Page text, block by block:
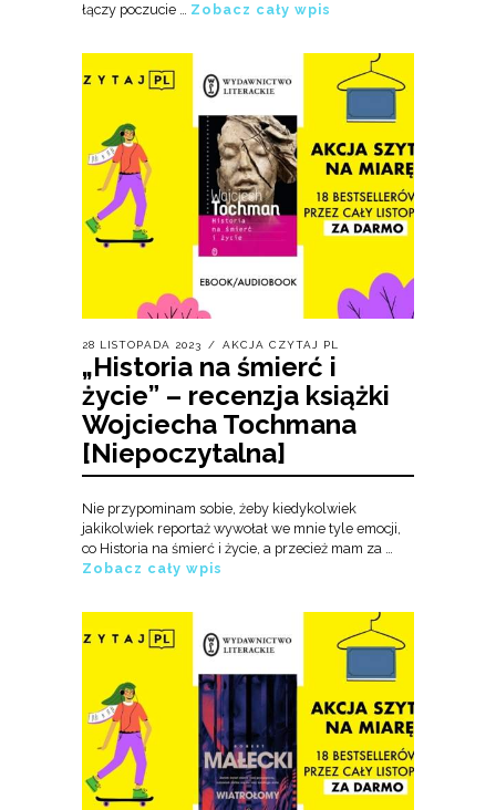
łączy poczucie … Zobacz cały wpis
28 LISTOPADA 2023 AKCJA CZYTAJ PL
„Historia na śmierć i
życie” – recenzja książki
Wojciecha Tochmana
[Niepoczytalna]
Nie przypominam sobie, żeby kiedykolwiek
jakikolwiek reportaż wywołał we mnie tyle emocji,
co Historia na śmierć i życie, a przecież mam za …
Zobacz cały wpis